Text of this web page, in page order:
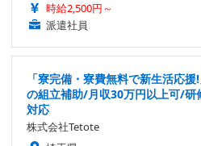
時給2,500円～
派遣社員
「寮完備・寮費無料で新生活応
の組立補助/月収30万円以上可/
対応
株式会社Tetote